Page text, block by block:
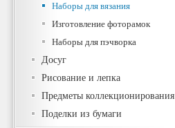
Наборы для вязания
Изготовление фоторамок
Наборы для пэчворка
Досуг
Рисование и лепка
Предметы коллекционирования
Поделки из бумаги